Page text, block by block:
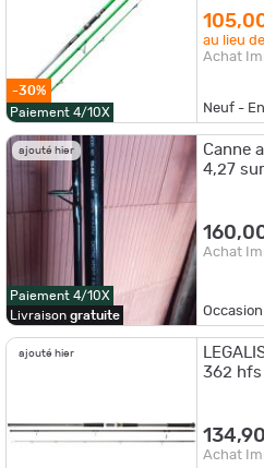
-30%
Paiement 4/10X
au lieu
Achat
Neuf -
ajouté hier
Paiement 4/10X
Livraison gratuite
Canne
4,27
Achat
ajouté hier
362 hfs
Achat